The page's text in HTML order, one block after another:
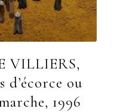
VILLIERS,
ou
1996